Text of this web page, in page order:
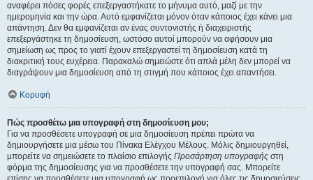
αναφέρει πόσες φορές επεξεργαστήκατε το μήνυμα αυτό, μαζί με την
ημερομηνία και την ώρα. Αυτό εμφανίζεται μόνον όταν κάποιος έχει κάνει μια
απάντηση. Δεν θα εμφανίζεται αν ένας συντονιστής ή διαχειριστής
επεξεργάστηκε τη δημοσίευση, ωστόσο αυτοί μπορούν να αφήσουν μια
σημείωση ως προς το γιατί έχουν επεξεργαστεί τη δημοσίευση κατά τη
διακριτική τους ευχέρεια. Παρακαλώ σημειώστε ότι απλά μέλη δεν μπορεί να
διαγράψουν μια δημοσίευση από τη στιγμή που κάποιος έχει απαντήσει.
Κορυφή
Πώς προσθέτω μια υπογραφή στη δημοσίευση μου;
Για να προσθέσετε υπογραφή σε μια δημοσίευση πρέπει πρώτα να
δημιουργήσετε μια μέσω του Πίνακα Ελέγχου Μέλους. Μόλις δημιουργηθεί,
μπορείτε να σημειώσετε το πλαίσιο επιλογής Προσάρτηση υπογραφής στη
φόρμα της δημοσίευσης για να προσθέσετε την υπογραφή σας. Μπορείτε